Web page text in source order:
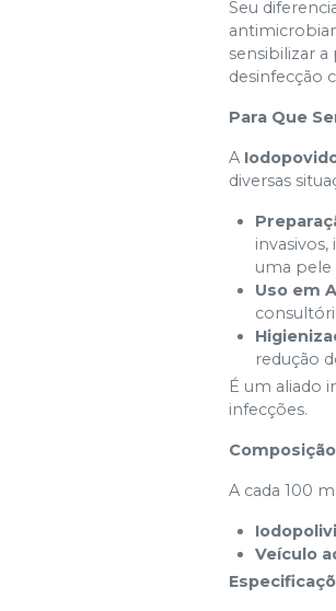
Seu
sensibilizar
desinfecção
Para Que
A
diversas
uma pele
Uso em
redução
É um aliado
infecções.
A cada 100
Veículo